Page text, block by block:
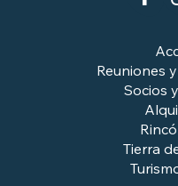
Reuniones
Socios
Tierra